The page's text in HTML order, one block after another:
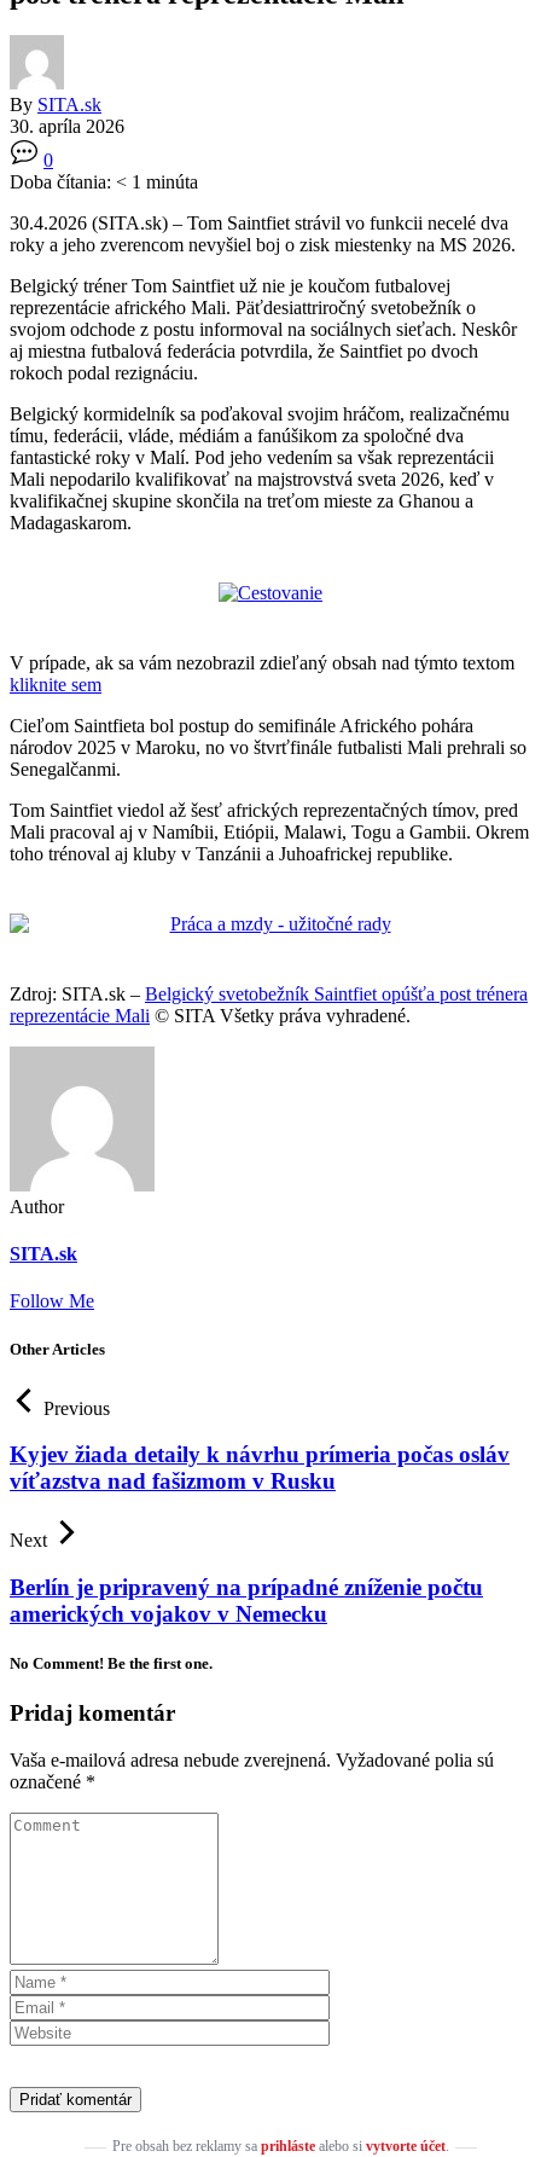
By SITA.sk
30. apríla 2026
0
Doba čítania: < 1 minúta
30.4.2026 (SITA.sk) – Tom Saintfiet strávil vo funkcii necelé dva
roky a jeho zverencom nevyšiel boj o zisk miestenky na MS 2026.
Belgický tréner Tom Saintfiet už nie je koučom futbalovej
reprezentácie afrického Mali. Päťdesiattriročný svetobežník o
svojom odchode z postu informoval na sociálnych sieťach. Neskôr
aj miestna futbalová federácia potvrdila, že Saintfiet po dvoch
rokoch podal rezignáciu.
Belgický kormidelník sa poďakoval svojim hráčom, realizačnému
tímu, federácii, vláde, médiám a fanúšikom za spoločné dva
fantastické roky v Malí. Pod jeho vedením sa však reprezentácii
Mali nepodarilo kvalifikovať na majstrovstvá sveta 2026, keď v
kvalifikačnej skupine skončila na treťom mieste za Ghanou a
Madagaskarom.
V prípade, ak sa vám nezobrazil zdieľaný obsah nad týmto textom
kliknite sem
Cieľom Saintfieta bol postup do semifinále Afrického pohára
národov 2025 v Maroku, no vo štvrťfinále futbalisti Mali prehrali so
Senegalčanmi.
Tom Saintfiet viedol až šesť afrických reprezentačných tímov, pred
Mali pracoval aj v Namíbii, Etiópii, Malawi, Togu a Gambii. Okrem
toho trénoval aj kluby v Tanzánii a Juhoafrickej republike.
Zdroj: SITA.sk – Belgický svetobežník Saintfiet opúšťa post trénera
reprezentácie Mali © SITA Všetky práva vyhradené.
Author
SITA.sk
Follow Me
Other Articles
Previous
Kyjev žiada detaily k návrhu prímeria počas osláv
víťazstva nad fašizmom v Rusku
Next
Berlín je pripravený na prípadné zníženie počtu
amerických vojakov v Nemecku
No Comment! Be the first one.
Pridaj komentár
Vaša e-mailová adresa nebude zverejnená. Vyžadované polia sú
označené *
Pre obsah bez reklamy sa prihlástealebo si vytvorte účet.